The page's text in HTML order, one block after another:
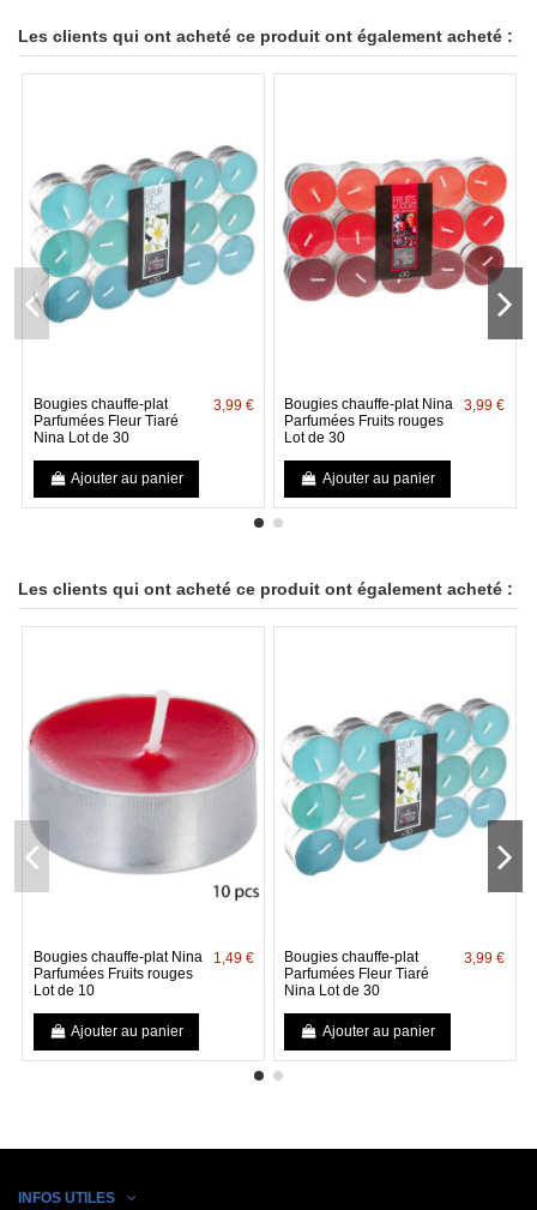
Les clients qui ont acheté ce produit ont également acheté :
Bougies chauffe-plat
Parfumées Fleur Tiaré
Nina Lot de 30
3,99 €
Ajouter au panier
Bougies chauffe-plat Nina
Parfumées Fruits rouges
Lot de 30
3,99 €
Ajouter au panier
Les clients qui ont acheté ce produit ont également acheté :
Bougies chauffe-plat Nina
Parfumées Fruits rouges
Lot de 10
1,49 €
Ajouter au panier
Bougies chauffe-plat
Parfumées Fleur Tiaré
Nina Lot de 30
3,99 €
Ajouter au panier
INFOS UTILES